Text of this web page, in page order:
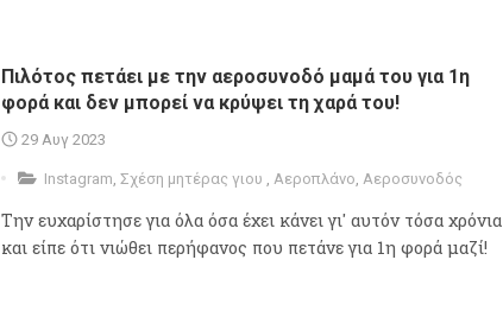
Πιλότος πετάει με την αεροσυνοδό μαμά του για 1η
φορά και δεν μπορεί να κρύψει τη χαρά του!
29 Αυγ 2023
Instagram Σχέση μητέρας γιου Αεροπλάνο Αεροσυνοδός
Την ευχαρίστησε για όλα όσα έχει κάνει γι' αυτόν τόσα χρόνια
και είπε ότι νιώθει περήφανος που πετάνε για 1η φορά μαζί!